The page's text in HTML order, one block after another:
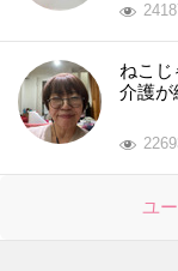
ねこじ
介護が
ユ